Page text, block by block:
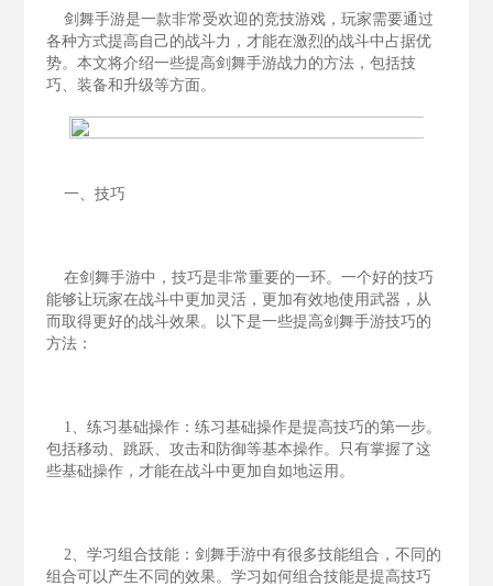
剑舞手游是一款非常受欢迎的竞技游戏，玩家需要通过
各种方式提高自己的战斗力，才能在激烈的战斗中占据优
势。本文将介绍一些提高剑舞手游战力的方法，包括技
巧、装备和升级等方面。
一、技巧
在剑舞手游中，技巧是非常重要的一环。一个好的技巧
能够让玩家在战斗中更加灵活，更加有效地使用武器，从
而取得更好的战斗效果。以下是一些提高剑舞手游技巧的
方法：
1、练习基础操作：练习基础操作是提高技巧的第一步。
包括移动、跳跃、攻击和防御等基本操作。只有掌握了这
些基础操作，才能在战斗中更加自如地运用。
2、学习组合技能：剑舞手游中有很多技能组合，不同的
组合可以产生不同的效果。学习如何组合技能是提高技巧